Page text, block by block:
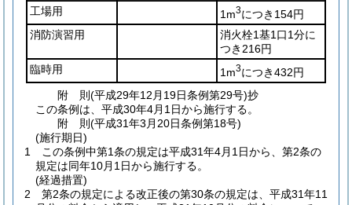
工場用
1m3につき154円
消防演習用
消火栓1基1口1分に
つき216円
臨時用
1m3につき432円
附 則(平成29年12月19日条例第29号)抄
この条例は、平成30年4月1日から施行する。
附 則(平成31年3月20日条例第18号)
(施行期日)
1
この条例中第1条の規定は平成31年4月1日から、第2条の
規定は同年10月1日から施行する。
(経過措置)
2
第2条の規定による改正後の第30条の規定は、平成31年11